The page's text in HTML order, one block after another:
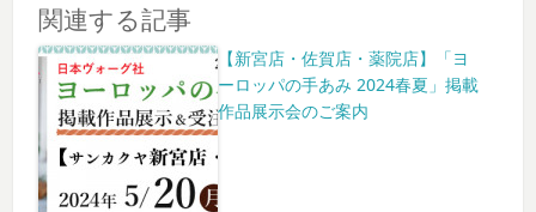
関連する記事
【新宮店・佐賀店・薬院店】「ヨ
ーロッパの手あみ 2024春夏」掲載
作品展示会のご案内